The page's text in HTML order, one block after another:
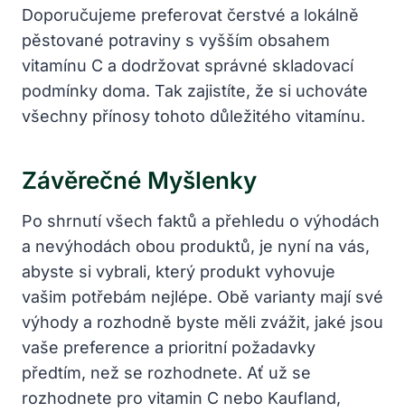
Doporučujeme preferovat čerstvé a lokálně
pěstované potraviny s vyšším obsahem
vitamínu C a dodržovat správné skladovací
podmínky doma. Tak zajistíte, že si uchováte
všechny přínosy tohoto důležitého vitamínu.
Závěrečné Myšlenky
Po shrnutí všech faktů a přehledu o výhodách
a nevýhodách obou produktů, je nyní na vás,
abyste si vybrali, který produkt vyhovuje
vašim potřebám nejlépe. Obě varianty mají své
výhody a rozhodně byste měli zvážit, jaké jsou
vaše preference a prioritní požadavky
předtím, než se rozhodnete. Ať už se
rozhodnete pro vitamin C nebo Kaufland,